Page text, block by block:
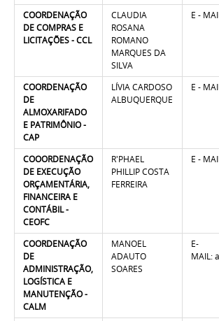
COORDENAÇÃO
DE COMPRAS E
LICITAÇÕES - CCL
CLAUDIA
ROSANA
ROMANO
MARQUES DA
SILVA
E -
COORDENAÇÃO
DE
ALMOXARIFADO
E PATRIMÔNIO -
CAP
LÍVIA CARDOSO
ALBUQUERQUE
E -
COOORDENAÇÃO
DE EXECUÇÃO
ORÇAMENTÁRIA,
FINANCEIRA E
CONTÁBIL -
CEOFC
R'PHAEL
PHILLIP COSTA
FERREIRA
E -
COORDENAÇÃO
DE
ADMINISTRAÇÃO,
LOGÍSTICA E
MANUTENÇÃO -
CALM
MANOEL
ADAUTO
SOARES
E-
MAIL: